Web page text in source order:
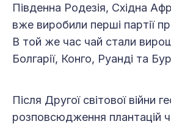
Південна Родезія, Східна
вже виробили перші партії
В той же час чай стали
Болгарії, Конго, Руанді та
Після Другої світової війни
розповсюдження плантацій